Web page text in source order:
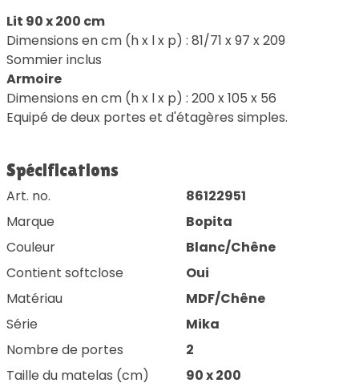
Lit 90 x 200 cm
Dimensions en cm (h x l x p) : 81/71 x 97 x 209
Sommier inclus
Armoire
Dimensions en cm (h x l x p) : 200 x 105 x 56
Equipé de deux portes et d'étagères simples.
Spécifications
Art. no.
86122951
Marque
Bopita
Couleur
Blanc/Chêne
Contient softclose
Oui
Matériau
MDF/Chêne
Série
Mika
Nombre de portes
2
Taille du matelas (cm)
90 x 200